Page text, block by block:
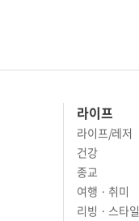
라이프
라이프/레저
건강
종교
여행 · 취미
리빙 · 스타일